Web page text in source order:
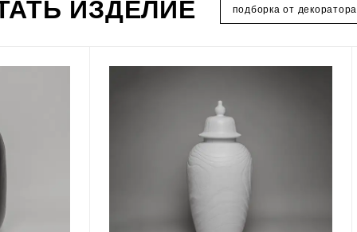
ИЗДЕЛИЕ подборка от декоратора